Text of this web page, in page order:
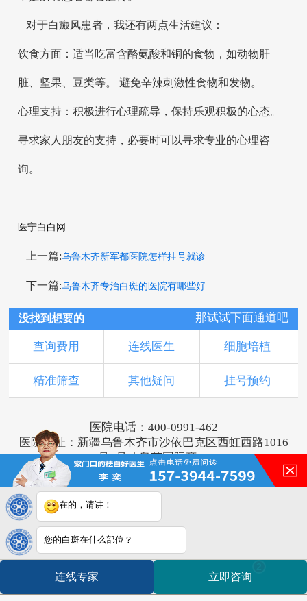
对于白癜风患者，我还有两点生活建议：
饮食方面：适当吃富含酪氨酸和铜的食物，如动物肝
脏、坚果、豆类等。 避免辛辣刺激性食物和发物。
心理支持：积极进行心理疏导，保持乐观积极的心态。
寻求家人朋友的支持，必要时可以寻求专业的心理咨
询。
医宁白白网
上一篇:乌鲁木齐新军都医院怎样挂号就诊
下一篇:乌鲁木齐专治白斑的医院有哪些好
没找到想要的 那试试下面通道吧
查询费用 连线医生 细胞培植
精准筛查 其他疑问 挂号预约
医院电话：400-0991-462
医院地址：新疆乌鲁木齐市沙依巴克区西虹西路1016
号1号「奥莱国际旁」
版权所有：乌鲁木齐新军都皮肤病医院
新ICP备16001749号-2
注：本网站信息仅供参考，不能作为诊断及医疗依
据，服用药物或进行治疗时请遵医嘱。如有转载或引
用文章涉及版权问题，请与我们联系。
在的，请讲！
您的白斑在什么部位？
连线专家 立即咨询